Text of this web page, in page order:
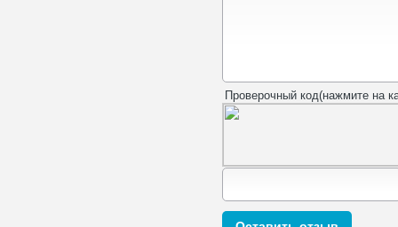
Проверочный код(нажмите на